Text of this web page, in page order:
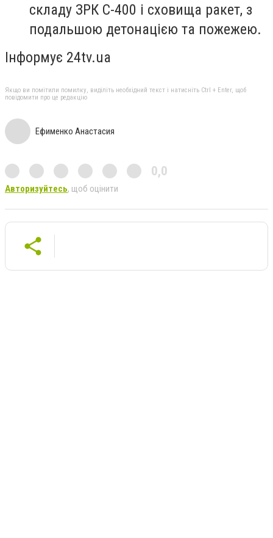
складу ЗРК С-400 і сховища ракет, з
подальшою детонацією та пожежею.
Інформує 24tv.ua
Якщо ви помітили помилку, виділіть необхідний текст і натисніть Ctrl + Enter, щоб
повідомити про це редакцію
Ефименко Анастасия
0,0
Авторизуйтесь, щоб оцінити